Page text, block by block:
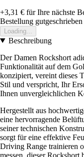
+3,31 € für Ihre nächste
Bestellung gutgeschrieben
Loading...
Beschreibung
Der Damen Rockshort
Funktionalität auf dem
konzipiert, vereint dieses
Stil und verspricht, Ihr
Ihnen unvergleichlichen
Hergestellt aus
eine hervorragende
seiner technischen
sorgt für eine effektive
Driving Range trainieren
messen, dieser Rockshort